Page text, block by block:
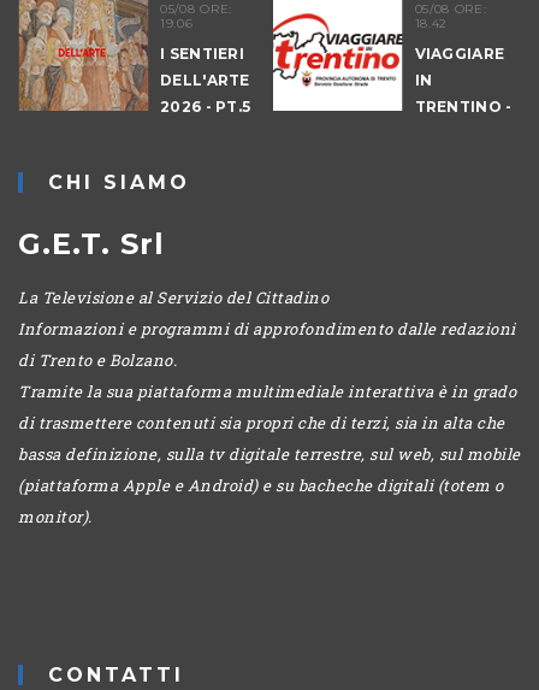
05/08 ORE:
19.06
I SENTIERI
DELL'ARTE
2026 - PT.5
05/08 ORE:
18.42
VIAGGIARE
IN
TRENTINO -
CHI SIAMO
G.E.T. Srl
La Televisione al Servizio del Cittadino
Informazioni e programmi di approfondimento dalle redazioni
di Trento e Bolzano.
Tramite la sua piattaforma multimediale interattiva è in grado
di trasmettere contenuti sia propri che di terzi, sia in alta che
bassa definizione, sulla tv digitale terrestre, sul web, sul mobile
(piattaforma Apple e Android) e su bacheche digitali (totem o
monitor).
CONTATTI